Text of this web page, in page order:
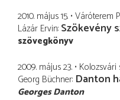
2010. május 15. Váróterem
Lázár Ervin Szökevény
szövegkönyv
2009. május 23. Kolozsvári
Georg Büchner Danton
Georges Danton